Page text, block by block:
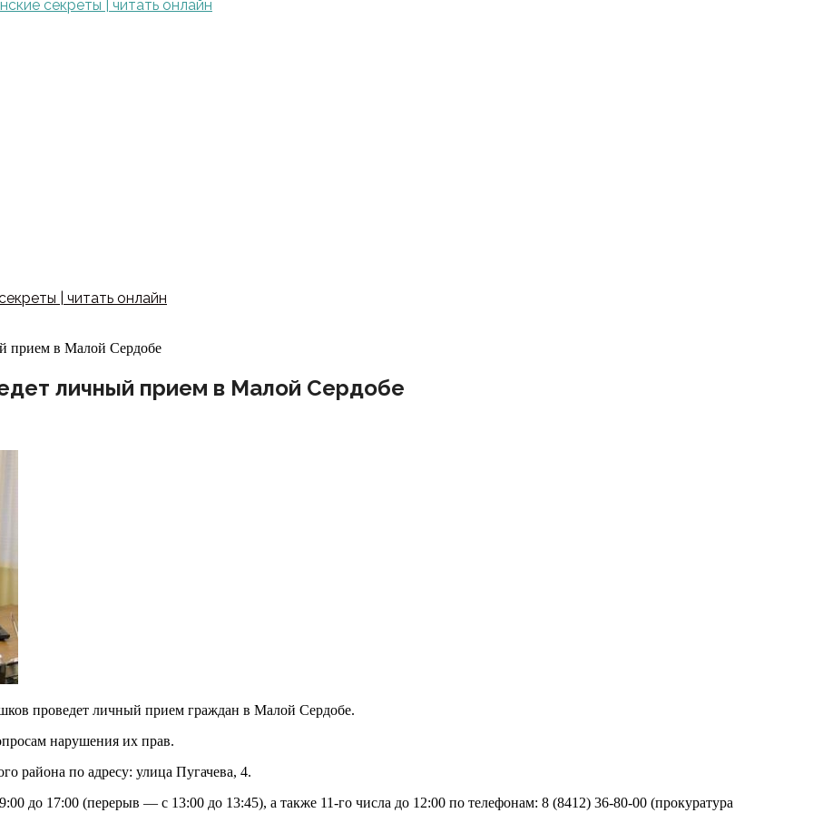
секреты | читать онлайн
| читать онлайн
прием в Малой Сердобе
личный прием в Малой Сердобе
проведет личный прием граждан в Малой Сердобе.
нарушения их прав.
района по адресу: улица Пугачева, 4.
до 17:00 (перерыв — с 13:00 до 13:45), а также 11-го числа до 12:00 по телефонам: 8 (8412) 36-80-00 (прокуратура